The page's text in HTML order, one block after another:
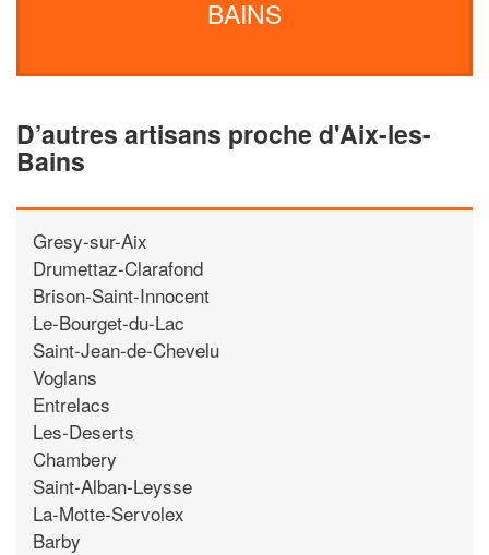
BAINS
D’autres artisans proche d'Aix-les-
Bains
Gresy-sur-Aix
Drumettaz-Clarafond
Brison-Saint-Innocent
Le-Bourget-du-Lac
Saint-Jean-de-Chevelu
Voglans
Entrelacs
Les-Deserts
Chambery
Saint-Alban-Leysse
La-Motte-Servolex
Barby